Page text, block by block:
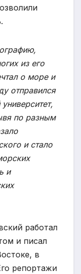
из его
о море и
отправился
по разным
и стало
и
работал
и писал
в
репортажи